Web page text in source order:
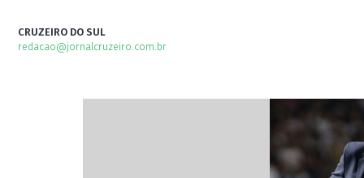
CRUZEIRO DO SUL
redacao@jornalcruzeiro.com.br